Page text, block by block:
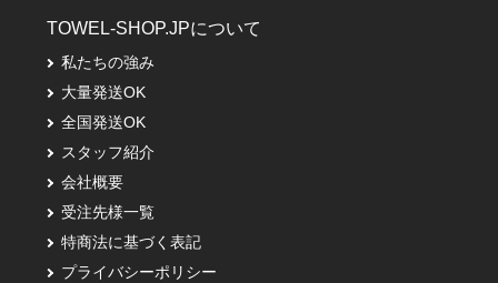
TOWEL-SHOP.JPについて
私たちの強み
大量発送OK
全国発送OK
スタッフ紹介
会社概要
受注先様一覧
特商法に基づく表記
プライバシーポリシー